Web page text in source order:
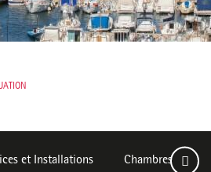
et Installations Chambres